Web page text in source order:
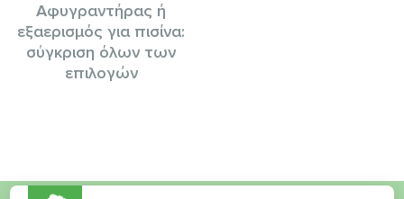
Αφυγραντήρας ή
εξαερισμός για πισίνα:
σύγκριση όλων των
επιλογών